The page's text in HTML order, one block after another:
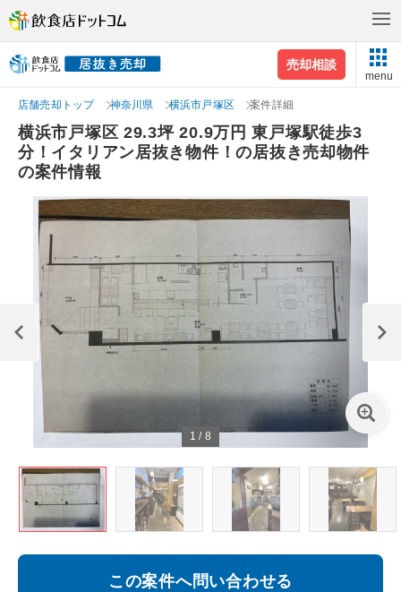
売却相談
menu
店舗売却トップ 神奈川県 横浜市戸塚区 案件詳細
横浜市戸塚区 29.3坪 20.9万円 東戸塚駅徒歩3
分！イタリアン居抜き物件！の居抜き売却物件
の案件情報
1 / 8
この案件へ問い合わせる